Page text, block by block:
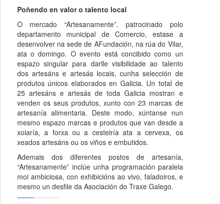
Poñendo en valor o talento local
O mercado “Artesanamente”, patrocinado polo
departamento municipal de Comercio, estase a
desenvolver na sede de AFundación, na rúa do Vilar,
ata o domingo. O evento está concibido como un
espazo singular para darlle visibilidade ao talento
dos artesáns e artesás locais, cunha selección de
produtos únicos elaborados en Galicia. Un total de
25 artesáns e artesás de toda Galicia mostran e
venden os seus produtos, xunto con 23 marcas de
artesanía alimentaria. Deste modo, xúntanse nun
mesmo espazo marcas e produtos que van desde a
xoiaría, a forxa ou a cesteiría ata a cervexa, os
xeados artesáns ou os viños e embutidos.
Ademais dos diferentes postos de artesanía,
“Artesanamente” inclúe unha programación paralela
moi ambiciosa, con exhibicións ao vivo, faladoiros, e
mesmo un desfile da Asociación do Traxe Galego.